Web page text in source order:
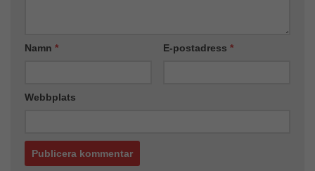
Namn * E-postadress *
Webbplats